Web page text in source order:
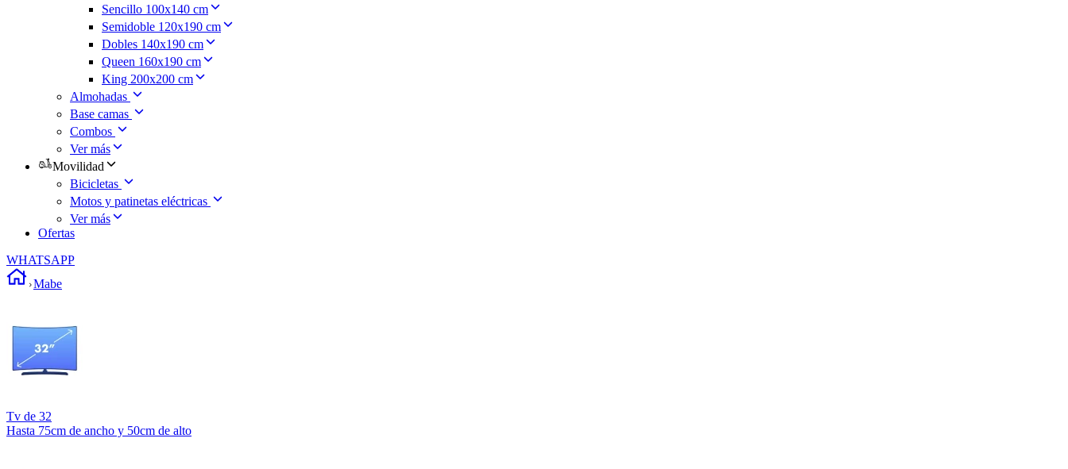
Sencillo 100x140 cm
Semidoble 120x190 cm
Dobles 140x190 cm
Queen 160x190 cm
King 200x200 cm
Almohadas
Base camas
Combos
Ver más
Movilidad
Bicicletas
Motos y patinetas eléctricas
Ver más
Ofertas
WHATSAPP
Mabe
Tv de 32
Hasta 75cm de ancho y 50cm de alto